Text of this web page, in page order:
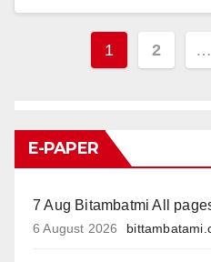
Posts
1 2 …
E-PAPER
7 Aug Bitambatmi All
6 August 2026